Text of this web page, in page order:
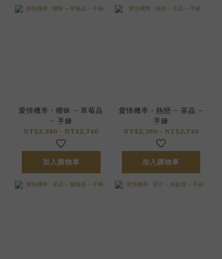
愛情機率 • 曖昧 – 草莓晶
– 手鍊
NT$2,390 ~ NT$2,740
加入購物車
愛情機率 • 熱戀 – 茶晶 –
手鍊
NT$2,390 ~ NT$2,740
加入購物車